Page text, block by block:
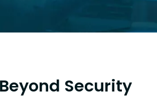
Security